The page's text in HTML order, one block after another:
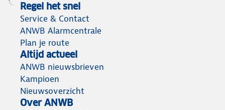
Regel het snel
Service & Contact
ANWB Alarmcentrale
Plan je route
Altijd actueel
ANWB nieuwsbrieven
Kampioen
Nieuwsoverzicht
Over ANWB